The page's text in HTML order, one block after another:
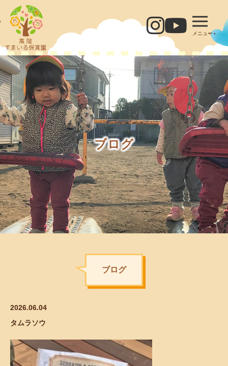
メニュー
ブログ
ブログ
2026.06.04
タムラソウ